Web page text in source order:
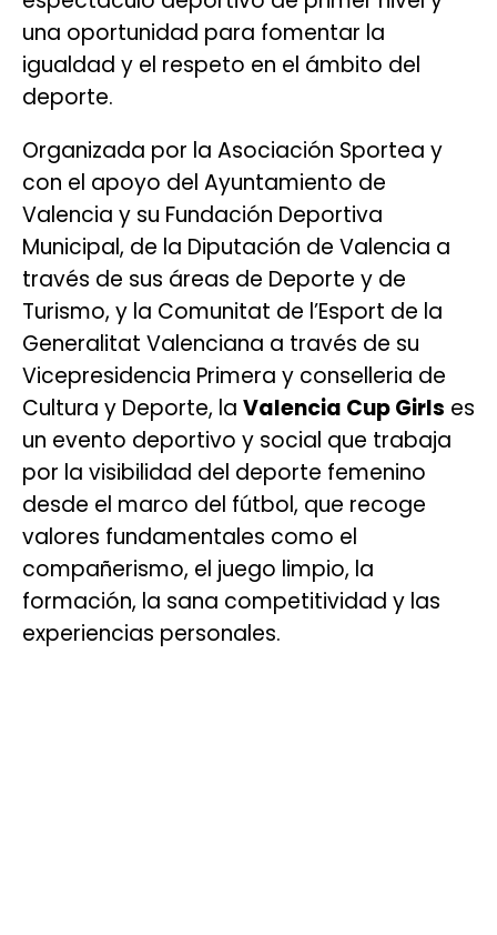
una oportunidad para fomentar la
igualdad y el respeto en el ámbito del
deporte.
Organizada por la Asociación Sportea y
con el apoyo del Ayuntamiento de
Valencia y su Fundación Deportiva
Municipal, de la Diputación de Valencia a
través de sus áreas de Deporte y de
Turismo, y la Comunitat de l’Esport de la
Generalitat Valenciana a través de su
Vicepresidencia Primera y conselleria de
Cultura y Deporte, la Valencia Cup Girls es
un evento deportivo y social que trabaja
por la visibilidad del deporte femenino
desde el marco del fútbol, que recoge
valores fundamentales como el
compañerismo, el juego limpio, la
formación, la sana competitividad y las
experiencias personales.